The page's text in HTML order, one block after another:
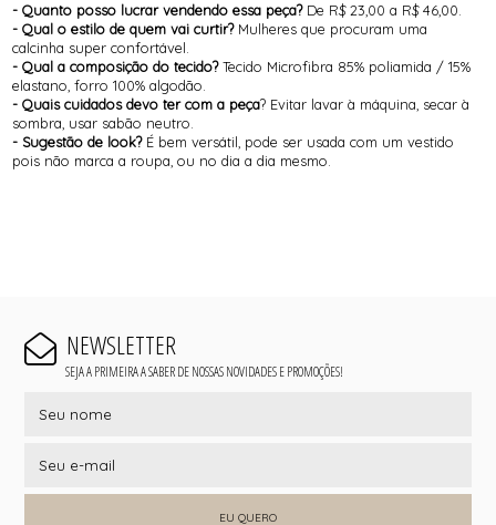
- Quanto posso lucrar vendendo essa peça?De R$ 23,00 a R$ 46,00.
- Qual o estilo de quem vai curtir?Mulheres que procuram uma
calcinha super confortável.
- Qual a composição do tecido?Tecido Microfibra 85% poliamida / 15%
elastano, forro 100% algodão.
- Quais cuidados devo ter com a peça? Evitar lavar à máquina, secar à
sombra, usar sabão neutro.
- Sugestão de look?É bem versátil, pode ser usada com um vestido
pois não marca a roupa, ou no dia a dia mesmo.
NEWSLETTER
SEJA A PRIMEIRA A SABER DE NOSSAS NOVIDADES E PROMOÇÕES!
EU QUERO